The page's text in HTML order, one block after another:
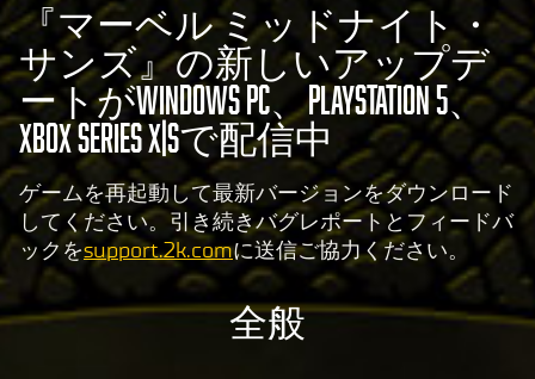
『マーベル ミッドナイト・
サンズ』の新しいアップデ
ートがWindows PC、PlayStation 5、
Xbox Series X|Sで配信中
ゲームを再起動して最新バージョンをダウンロード
してください。引き続きバグレポートとフィードバ
ックをsupport.2k.comに送信ご協力ください。
全般